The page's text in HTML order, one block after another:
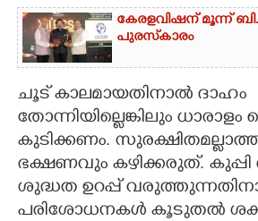
കേരളവിഷന് മൂന്ന്
പുരസ്‌കാരം
ചൂട് കാലമായതിനാൽ ദാഹം
തോന്നിയില്ലെങ്കിലും ധാരാളം
കുടിക്കണം.
ഭക്ഷണവും കഴിക്കരുത്. കുപ്പി
ശുദ്ധത ഉറപ്പ്
പരിശോധനകൾ കൂടുതൽ